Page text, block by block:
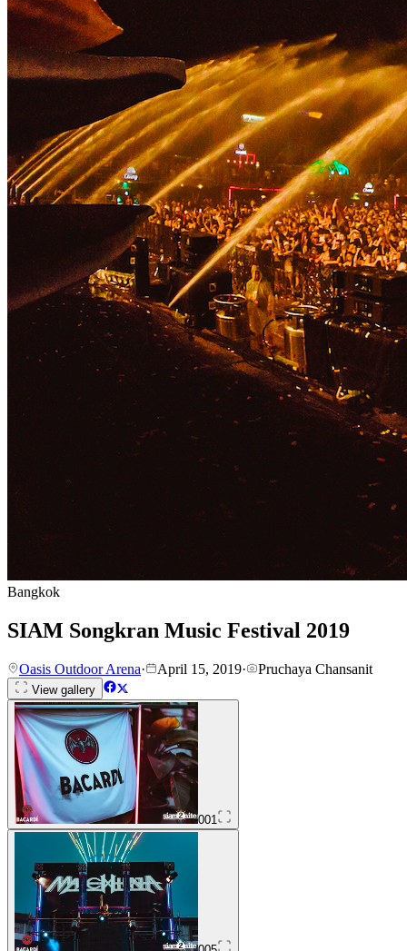
Bangkok
SIAM Songkran Music Festival 2019
Oasis Outdoor Arena· April 15, 2019· Pruchaya Chansanit
View gallery
001